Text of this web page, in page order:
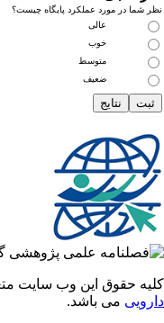
در مورد عملکرد پایگاه چیست؟
متوسط
ضعیف
حقوق این وب سایت
می باشد.